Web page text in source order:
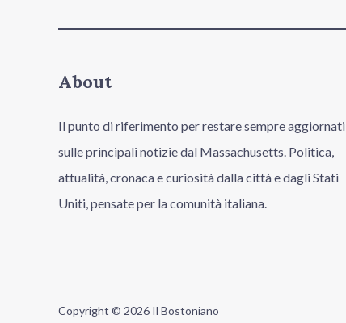
About
Il punto di riferimento per restare sempre aggiornati
sulle principali notizie dal Massachusetts. Politica,
attualità, cronaca e curiosità dalla città e dagli Stati
Uniti, pensate per la comunità italiana.
Copyright © 2026 Il Bostoniano